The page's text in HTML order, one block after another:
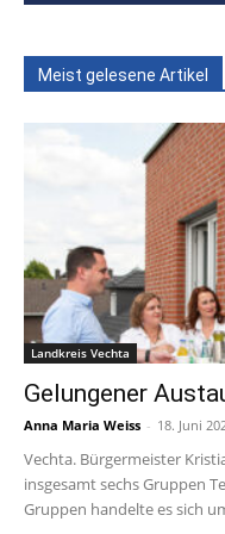
Meist gelesene Artikel
Landkreis Vechta
Gelungener
Anna Maria Weiss - 18. Juni
Vechta. Bürgermeister
insgesamt sechs Gruppen
Gruppen handelte es sich